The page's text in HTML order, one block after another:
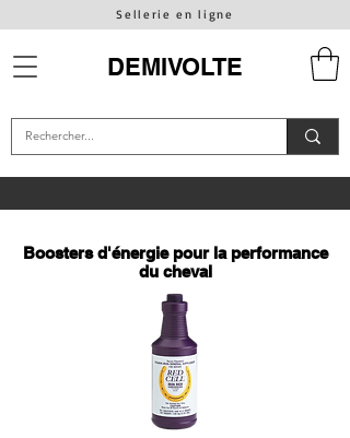
Sellerie en ligne
DEMIVOLTE
Boosters d'énergie pour la performance
du cheval